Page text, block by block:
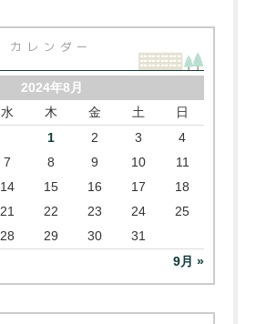
カレンダー
2024年8月
水 木 金 土 日
9月 »
1 2 3
4
7 8 9 10
11
14 15 16 17
18
21 22 23 24
25
28 29 30 31